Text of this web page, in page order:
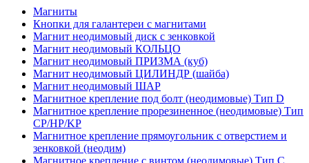
Магниты
Кнопки для галантереи с магнитами
Магнит неодимовый диск с зенковкой
Магнит неодимовый КОЛЬЦО
Магнит неодимовый ПРИЗМА (куб)
Магнит неодимовый ЦИЛИНДР (шайба)
Магнит неодимовый ШАР
Магнитное крепление под болт (неодимовые) Тип D
Магнитное крепление прорезиненное (неодимовые) Тип
CP/HP/KP
Магнитное крепление прямоугольник с отверстием и
зенковкой (неодим)
Магнитное крепление с винтом (неодимовые) Тип С